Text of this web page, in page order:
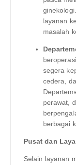
layanan
masalah
segera
cedera,
perawat,
berbagai
Pusat dan
Selain layanan